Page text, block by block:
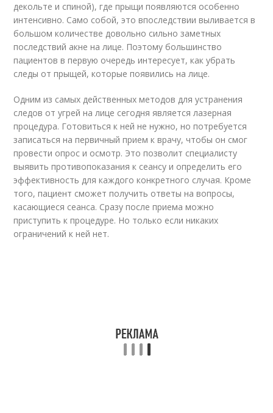
декольте и спиной), где прыщи появляются особенно
интенсивно. Само собой, это впоследствии выливается в
большом количестве довольно сильно заметных
последствий акне на лице. Поэтому большинство
пациентов в первую очередь интересует, как убрать
следы от прыщей, которые появились на лице.
Одним из самых действенных методов для устранения
следов от угрей на лице сегодня является лазерная
процедура. Готовиться к ней не нужно, но потребуется
записаться на первичный прием к врачу, чтобы он смог
провести опрос и осмотр. Это позволит специалисту
выявить противопоказания к сеансу и определить его
эффективность для каждого конкретного случая. Кроме
того, пациент сможет получить ответы на вопросы,
касающиеся сеанса. Сразу после приема можно
приступить к процедуре. Но только если никаких
ограничений к ней нет.